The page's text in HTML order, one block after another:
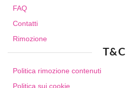
FAQ
Contatti
Rimozione
T&C
Politica rimozione contenuti
Politica sui cookie